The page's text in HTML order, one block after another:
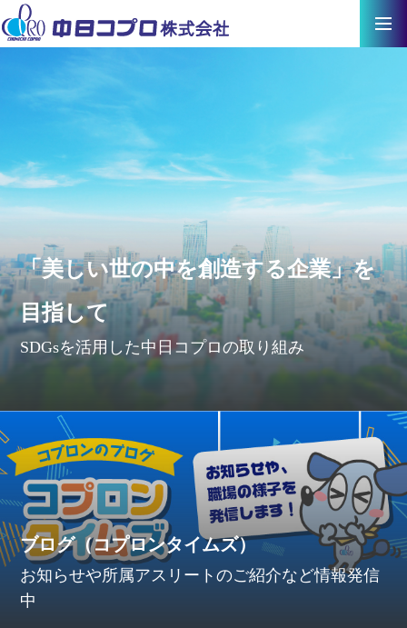
「美しい世の中を創造する企業」を
目指して
SDGsを活用した中日コプロの取り組み
ブログ（コプロンタイムズ）
お知らせや所属アスリートのご紹介など情報発信
中